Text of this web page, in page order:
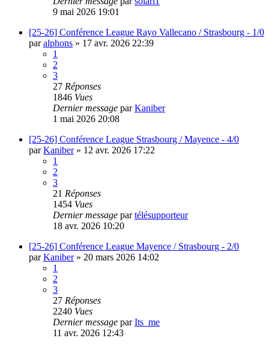
9 mai 2026 19:01
[25-26] Conférence League Rayo Vallecano / Strasbourg - 1/0
paralphons » 17 avr. 2026 22:39
1
2
3
27 Réponses
1846 Vues
Dernier message parKaniber
1 mai 2026 20:08
[25-26] Conférence League Strasbourg / Mayence - 4/0
parKaniber» 12 avr. 2026 17:22
1
2
3
21 Réponses
1454 Vues
Dernier message partélésupporteur
18 avr. 2026 10:20
[25-26] Conférence League Mayence / Strasbourg - 2/0
parKaniber» 20 mars 2026 14:02
1
2
3
27 Réponses
2240 Vues
Dernier message parIts_me
11 avr. 2026 12:43